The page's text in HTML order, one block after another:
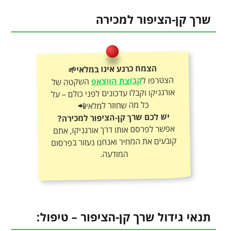
שרך קן-הציפור למכירה
הצמח כרגע אינו במלאי🌱
הצטרפו לקבוצת הווצאפהשקטה של
אורגניקו וקבלו עדכונים לפני כולם – על
כל מה שחוזר למלאי📲
יש לכם שרך קן-הציפור למכירה?
אפשר לפרסם אותו דרך אורגניקו, אתם
קובעים את המחיר ואנחנו נעזור בפרסום
המודעה.
תנאי גידול שרך קן-הציפור – טיפול: